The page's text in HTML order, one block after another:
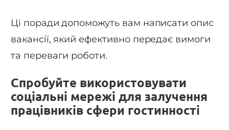
Ці поради допоможуть вам написати опис
вакансії, який ефективно передає вимоги
та переваги роботи.
Спробуйте використовувати
соціальні мережі для залучення
працівників сфери гостинності